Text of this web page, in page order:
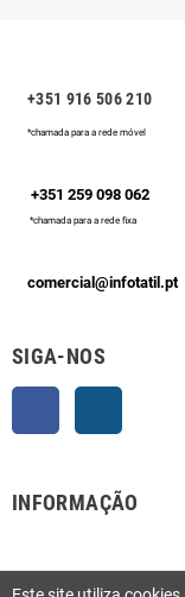
+351 916 506 210
*chamada para a rede móvel
+351 259 098 062
*chamada para a rede fixa
comercial@infotatil.pt
SIGA-NOS
INFORMAÇÃO